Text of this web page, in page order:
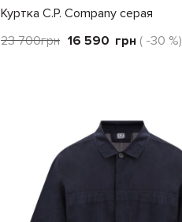
Куртка C.P. Company серая
23 700грн 16 590 грн ( -30 %)